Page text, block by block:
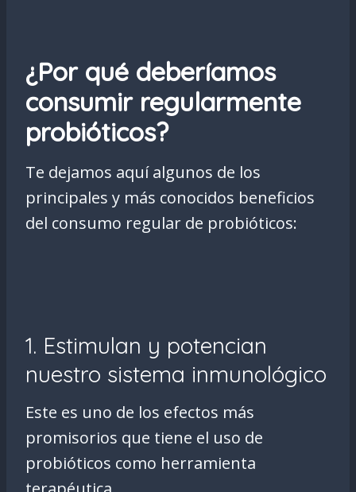
¿Por qué deberíamos
consumir regularmente
probióticos?
Te dejamos aquí algunos de los
principales y más conocidos beneficios
del consumo regular de probióticos:
1. Estimulan y potencian
nuestro sistema inmunológico
Este es uno de los efectos más
promisorios que tiene el uso de
probióticos como herramienta